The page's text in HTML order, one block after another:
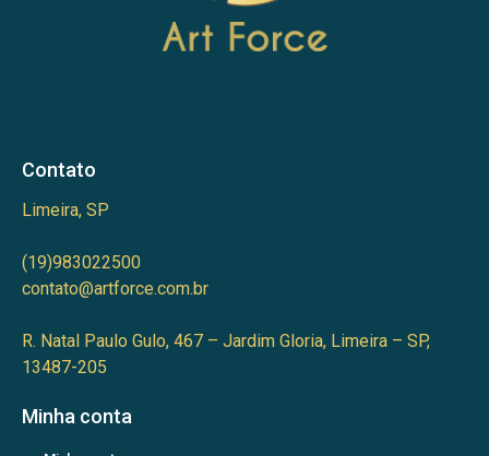
Contato
Limeira, SP
(19)983022500
contato@artforce.com.br
R. Natal Paulo Gulo, 467 – Jardim Gloria, Limeira – SP,
13487-205
Minha conta